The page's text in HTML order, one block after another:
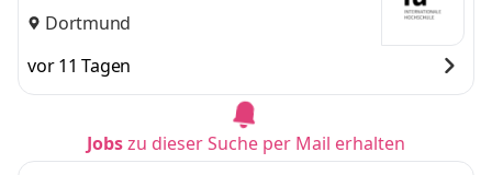
Dortmund
vor 11 Tagen
Jobszu dieser Suche per Mail erhalten